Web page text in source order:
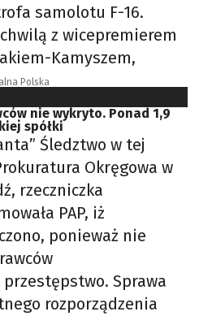
samolotu F-16.
z wicepremierem
Kamyszem,
Polska
nie wykryto. Ponad 1,9
spółki
Śledztwo w tej
Okręgowa w
rzeczniczka
PAP, iż
ponieważ nie
Sprawa
rozporządzenia